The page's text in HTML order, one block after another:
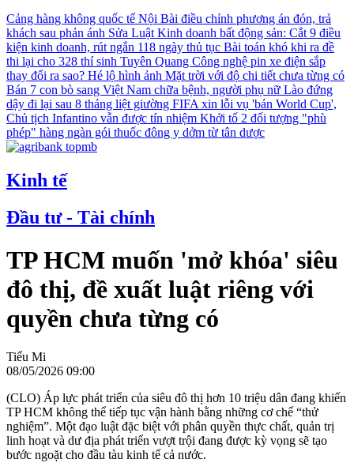
Cảng hàng không quốc tế Nội Bài điều chỉnh phương án đón, trả
khách sau phản ánh Sửa Luật Kinh doanh bất động sản: Cắt 9 điều
kiện kinh doanh, rút ngắn 118 ngày thủ tục Bài toán khó khi ra đề
thi lại cho 328 thí sinh Tuyên Quang Công nghệ pin xe điện sắp
thay đổi ra sao? Hé lộ hình ảnh Mặt trời với độ chi tiết chưa từng có
Bán 7 con bò sang Việt Nam chữa bệnh, người phụ nữ Lào đứng
dậy đi lại sau 8 tháng liệt giường FIFA xin lỗi vụ 'bán World Cup',
Chủ tịch Infantino vẫn được tín nhiệm Khởi tố 2 đối tượng "phù
phép" hàng ngàn gói thuốc đông y dởm từ tân dược
Kinh tế
Đầu tư - Tài chính
TP HCM muốn 'mở khóa' siêu
đô thị, đề xuất luật riêng với
quyền chưa từng có
Tiểu Mi
08/05/2026 09:00
(CLO) Áp lực phát triển của siêu đô thị hơn 10 triệu dân đang khiến
TP HCM không thể tiếp tục vận hành bằng những cơ chế “thử
nghiệm”. Một đạo luật đặc biệt với phân quyền thực chất, quản trị
linh hoạt và dư địa phát triển vượt trội đang được kỳ vọng sẽ tạo
bước ngoặt cho đầu tàu kinh tế cả nước.